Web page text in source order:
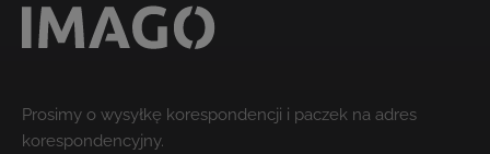
Prosimy o wysyłkę korespondencji i paczek na adres
korespondencyjny.